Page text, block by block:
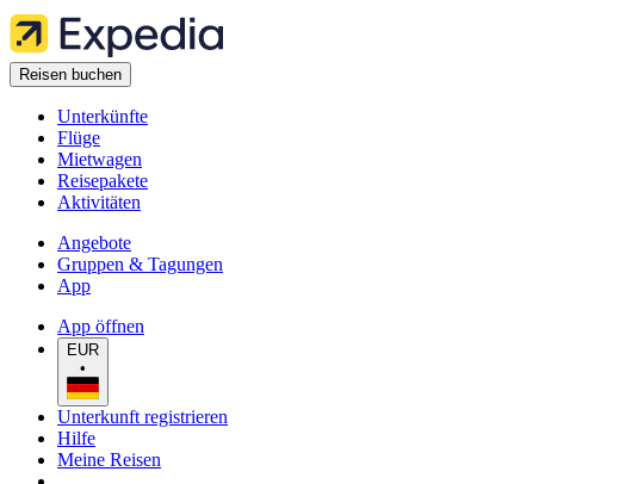
Reisen buchen
Unterkünfte
Flüge
Mietwagen
Reisepakete
Aktivitäten
Angebote
Gruppen & Tagungen
App
App öffnen
EUR
•
Unterkunft registrieren
Hilfe
Meine Reisen